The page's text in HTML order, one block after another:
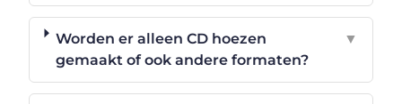
Worden er alleen CD hoezen
gemaakt of ook andere formaten?
▼